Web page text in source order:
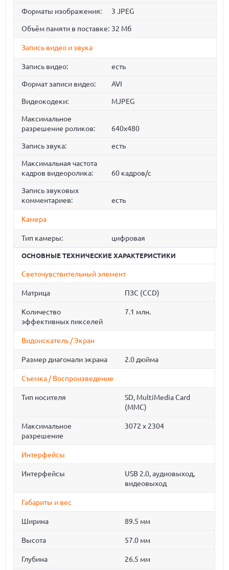
Форматы изображения: 3 JPEG
Объём памяти в поставке: 32 Мб
Запись видео и звука
Запись видео: есть
Формат записи видео: AVI
Видеокодеки: MJPEG
Максимальное
разрешение роликов:
640x480
Запись звука: есть
Максимальная частота
кадров видеоролика:
60 кадров/с
Запись звуковых
комментариев:
есть
Камера
Тип камеры: цифровая
ОСНОВНЫЕ ТЕХНИЧЕСКИЕ ХАРАКТЕРИСТИКИ
Светочувствительный элемент
Матрица ПЗС (CCD)
Количество
эффективных пикселей
7.1 млн.
Видоискатель / Экран
Размер диагонали экрана 2.0 дюйма
Съемка / Воспроизведение
Тип носителя
SD, MultiMedia Card
(MMC)
Максимальное
разрешение
3072 x 2304
Интерфейсы
Интерфейсы
USB 2.0, аудиовыход,
видеовыход
Габариты и вес
Ширина 89.5 мм
Высота 57.0 мм
Глубина 26.5 мм